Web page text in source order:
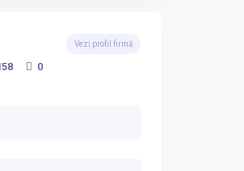
0
Vezi profil firmă